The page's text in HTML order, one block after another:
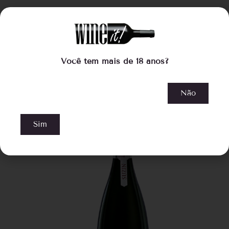
PRODUTOS RELACIONADOS
Você tem mais de 18 anos?
Não
Sim